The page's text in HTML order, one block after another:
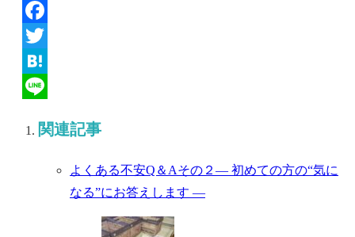
Facebook
Twitter
Hatena
関連記事
よくある不安Q＆Aその２― 初めての方の“気に
なる”にお答えします ―